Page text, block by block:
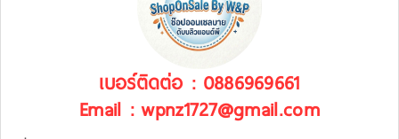
เบอร์ติดต่อ : 0886969661
Email : wpnz1727@gmail.com